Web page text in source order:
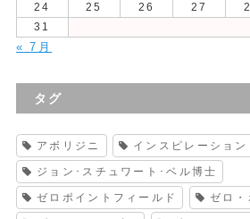
24
25 26 27
31
« 7月
タグ
アボリジニ インスピレーション
ジョン･スチュワート･ベル博士
ゼロポイントフィールド ゼロ・